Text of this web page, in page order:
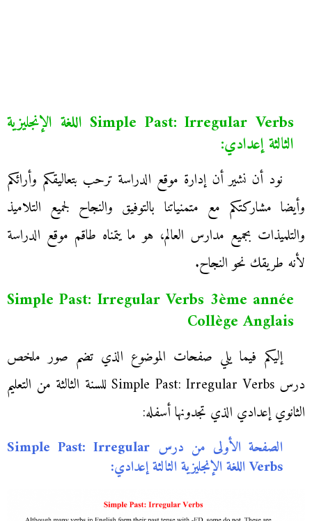
Simple Past: Irregular Verbs اللغة الإنجليزية
الثالثة إعدادي:
نود أن نشير أن إدارة موقع الدراسة ترحب بتعاليقكم وأرائكم
وأيضا مشاركتكم مع متمنياتنا بالتوفيق والنجاح لجميع التلاميذ
والتلميذات بجميع مدارس العالم، هو ما يتمناه طاقم موقع الدراسة
لأنه طريقك نحو النجاح.
Simple Past: Irregular Verbs 3ème année
Collège Anglais
إليكم فيما يلي صفحات الموضوع الذي تضم صور ملخص
درس Simple Past: Irregular Verbs للسنة الثالثة من التعليم
الثانوي إعدادي الذي تجدونها أسفله:
الصفحة الأولى من درس Simple Past: Irregular
Verbs اللغة الإنجليزية الثالثة إعدادي: